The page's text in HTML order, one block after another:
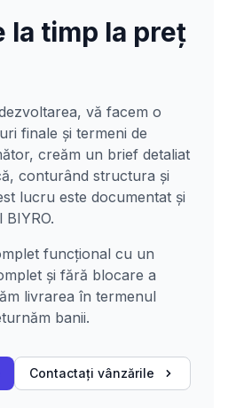
la timp la preț
vă facem o
finale și termeni de
creăm un brief detaliat
conturând structura și
lucru este documentat și
funcțional cu un
și fără blocare a
livrarea în termenul
banii.
Contactați vânzările